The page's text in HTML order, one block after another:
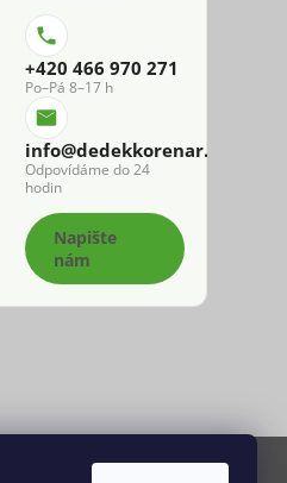
+420 466 970 271
Po–Pá 8–17 h
info@dedekkorenar.cz
Odpovídáme do 24
hodin
Napište
nám